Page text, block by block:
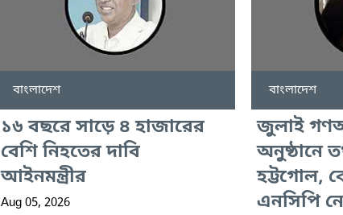
বাংলাদেশ
১৬ বছরে সাড়ে ৪ হাজারের
বেশি নিহতের দাবি
আইনমন্ত্রীর
Aug 05, 2026
বাংলাদেশ
জুলাই
অনুষ্ঠানে
হট্টগোল,
এনসিপি